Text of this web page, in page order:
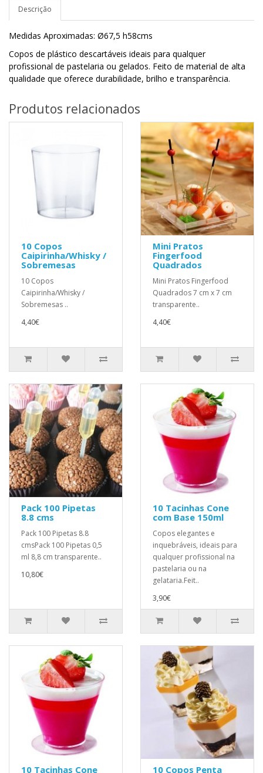
Descrição
Medidas Aproximadas: Ø67,5 h58cms
Copos de plástico descartáveis ​​ideais para qualquer
profissional de pastelaria ou gelados. Feito de material de alta
qualidade que oferece durabilidade, brilho e transparência.
Produtos relacionados
10 Copos
Caipirinha/Whisky /
Sobremesas
10 Copos
Caipirinha/Whisky /
Sobremesas ..
4,40€
Mini Pratos
Fingerfood
Quadrados
Mini Pratos Fingerfood
Quadrados 7 cm x 7 cm
transparente..
4,40€
Pack 100 Pipetas
8.8 cms
Pack 100 Pipetas 8.8
cmsPack 100 Pipetas 0,5
ml 8,8 cm transparente..
10,80€
10 Tacinhas Cone
com Base 150ml
Copos elegantes e
inquebráveis, ideais para
qualquer profissional na
pastelaria ou na
gelataria.Feit..
3,90€
10 Tacinhas Cone 10 Copos Penta